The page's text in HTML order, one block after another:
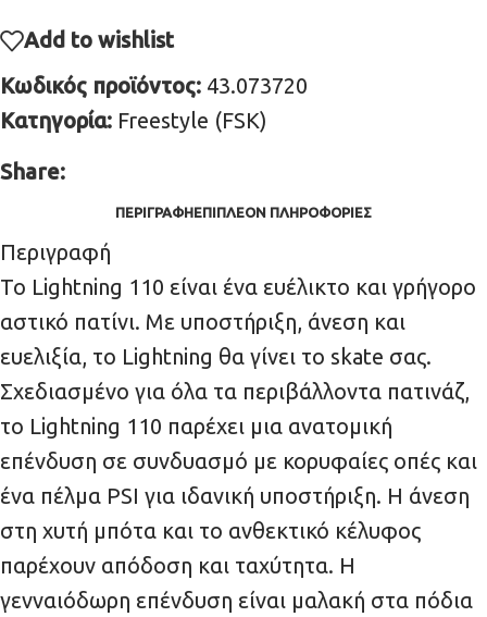
Add to wishlist
Κωδικός προϊόντος: 43.073720
Κατηγορία: Freestyle (FSK)
Share:
ΠΕΡΙΓΡΑΦΉΕΠΙΠΛΈΟΝ ΠΛΗΡΟΦΟΡΊΕΣ
Περιγραφή
Το Lightning 110 είναι ένα ευέλικτο και γρήγορο
αστικό πατίνι. Με υποστήριξη, άνεση και
ευελιξία, το Lightning θα γίνει το skate σας.
Σχεδιασμένο για όλα τα περιβάλλοντα πατινάζ,
το Lightning 110 παρέχει μια ανατομική
επένδυση σε συνδυασμό με κορυφαίες οπές και
ένα πέλμα PSI για ιδανική υποστήριξη. Η άνεση
στη χυτή μπότα και το ανθεκτικό κέλυφος
παρέχουν απόδοση και ταχύτητα. Η
γενναιόδωρη επένδυση είναι μαλακή στα πόδια